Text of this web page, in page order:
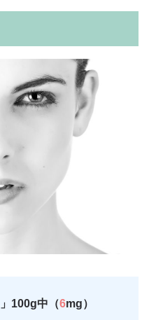
」100g中（6mg）